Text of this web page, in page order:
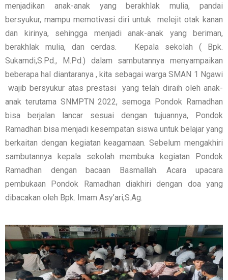
menjadikan anak-anak yang berakhlak mulia, pandai
bersyukur, mampu memotivasi diri untuk melejit otak kanan
dan kirinya, sehingga menjadi anak-anak yang beriman,
berakhlak mulia, dan cerdas. Kepala sekolah ( Bpk.
Sukamdi,S.Pd., M.Pd.) dalam sambutannya menyampaikan
beberapa hal diantaranya , kita sebagai warga SMAN 1 Ngawi
wajib bersyukur atas prestasi yang telah diraih oleh anak-
anak terutama SNMPTN 2022, semoga Pondok Ramadhan
bisa berjalan lancar sesuai dengan tujuannya, Pondok
Ramadhan bisa menjadi kesempatan siswa untuk belajar yang
berkaitan dengan kegiatan keagamaan. Sebelum mengakhiri
sambutannya kepala sekolah membuka kegiatan Pondok
Ramadhan dengan bacaan Basmallah. Acara upacara
pembukaan Pondok Ramadhan diakhiri dengan doa yang
dibacakan oleh Bpk. Imam Asy’ari,S.Ag.